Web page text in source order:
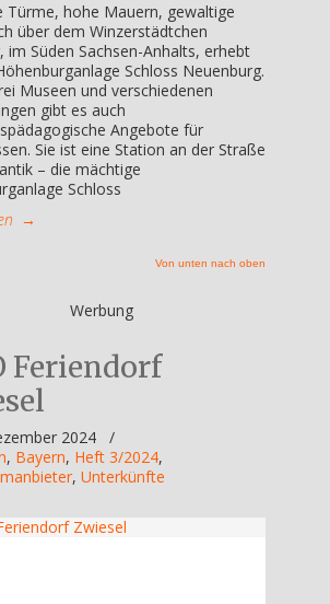
Türme, hohe Mauern, gewaltige
über dem Winzerstädtchen
im Süden Sachsen-Anhalts, erhebt
Schloss Neuenburg.
Museen und verschiedenen
gibt es auch
Angebote für
Sie ist eine Station an der Straße
– die mächtige
Schloss
→
Von unten nach oben
Werbung
Feriendorf
2024
/
, Bayern, Heft 3/2024,
, Unterkünfte